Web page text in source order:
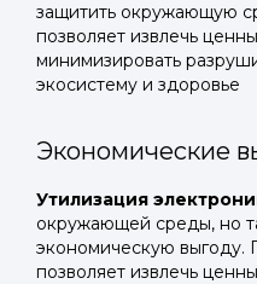
защитить окружающую
позволяет извлечь
минимизировать
экосистему и здоровье
Экономические
Утилизация
окружающей среды, но
экономическую выгоду.
позволяет извлечь